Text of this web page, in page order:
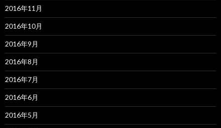
2016年11月
2016年10月
2016年9月
2016年8月
2016年7月
2016年6月
2016年5月